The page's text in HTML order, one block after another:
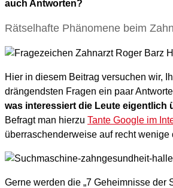
auch Antworten?
Rätselhafte Phänomene beim
Hier in diesem Beitrag versuchen wir,
drängendsten Fragen ein paar
was interessiert die Leute eigentlich
Befragt man hierzu Tante Google im
überraschenderweise auf recht wenige
Gerne werden die „7 Geheimnisse der